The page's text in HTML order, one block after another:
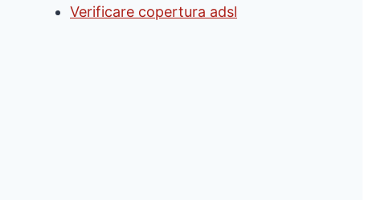
Verificare copertura adsl